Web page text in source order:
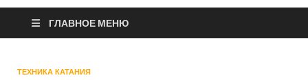
ГЛАВНОЕ МЕНЮ
ТЕХНИКА КАТАНИЯ